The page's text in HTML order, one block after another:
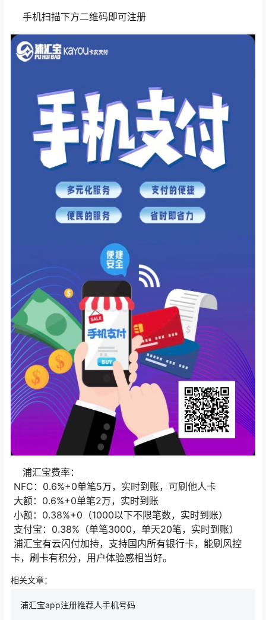
手机扫描下方二维码即可注册
浦汇宝费率：
NFC：0.6%+0单笔5万，实时到账，可刷他人卡
大额：0.6%+0单笔2万，实时到账
小额：0.38%+0（1000以下不限笔数，实时到账）
支付宝：0.38%（单笔3000，单天20笔，实时到账）
浦汇宝有云闪付加持，支持国内所有银行卡，能刷风控
卡，刷卡有积分，用户体验感相当好。
相关文章：
浦汇宝app注册推荐人手机号码